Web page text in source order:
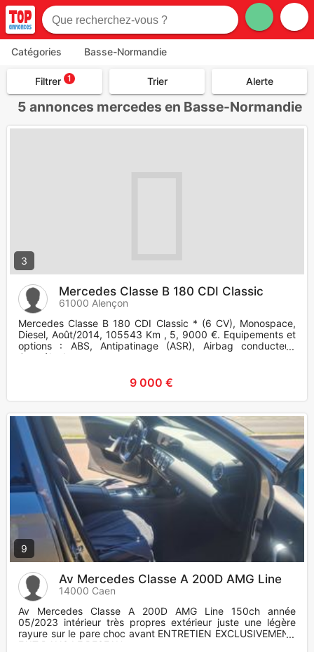
Catégories Basse-Normandie
Filtrer 1 Trier Alerte
5 annonces mercedes en Basse-Normandie
3
Mercedes Classe B 180 CDI Classic
61000 Alençon
Mercedes Classe B 180 CDI Classic * (6 CV), Monospace,
Diesel, Août/2014, 105543 Km , 5, 9000 €. Equipements et
options : ABS, Antipatinage (ASR), Airbag conducteur,
Contrôle de s
9 000 €
9
Av Mercedes Classe A 200D AMG Line
14000 Caen
Av Mercedes Classe A 200D AMG Line 150ch année
05/2023 intérieur très propres extérieur juste une légère
rayure sur le pare choc avant ENTRETIEN EXCLUSIVEMENT
FAIT DANS LE RESEAU